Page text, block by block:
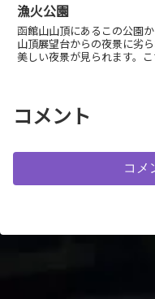
漁火公園
函館山山頂にあるこの公園
山頂展望台からの夜景に劣
美しい夜景が見られます。
コメント
コメ